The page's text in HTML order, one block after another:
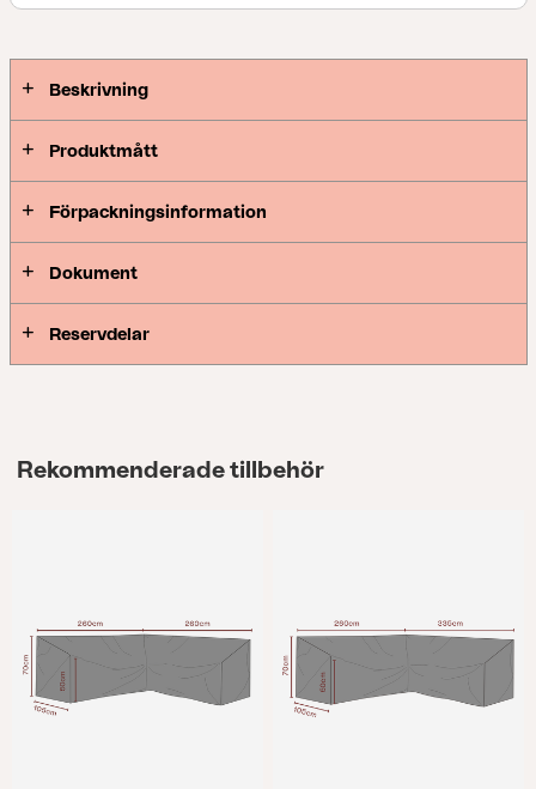
Beskrivning
Produktmått
Förpackningsinformation
Dokument
Reservdelar
Rekommenderade tillbehör